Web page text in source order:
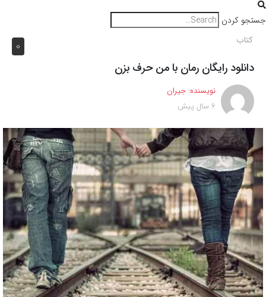
جستجو کردن
0 کتاب
دانلود رایگان رمان با من حرف بزن
نویسنده: جیران
6 سال پیش